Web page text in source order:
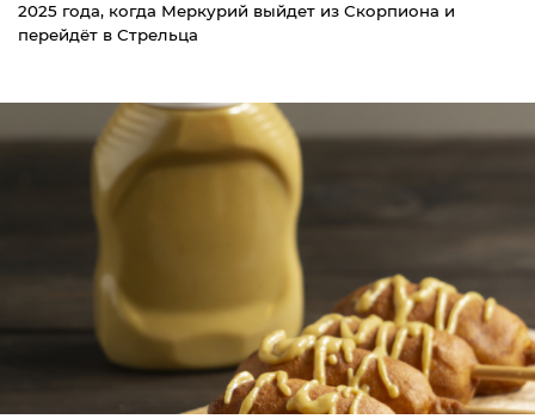
2025 года, когда Меркурий выйдет из Скорпиона и
перейдёт в Стрельца